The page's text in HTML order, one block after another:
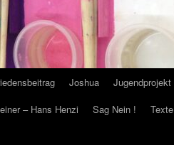
Joshua
Jugendprojekt
– Hans Henzi Sag Nein !
Texte